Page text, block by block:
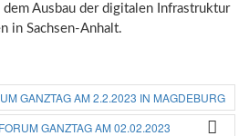
Ausbau der digitalen Infrastruktur
in Sachsen-Anhalt.
GANZTAG AM 2.2.2023 IN MAGDEBURG
GANZTAG AM 02.02.2023